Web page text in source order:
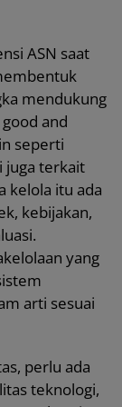
ASN saat
mendukung
and
seperti
juga terkait
kelola itu ada
kebijakan,
yang
arti sesuai
perlu ada
teknologi,